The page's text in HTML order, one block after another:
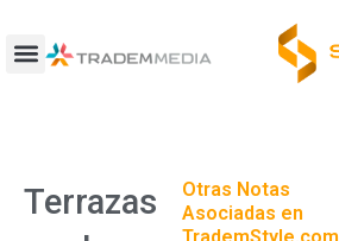
contenido
Terrazas
Otras Notas
Asociadas en